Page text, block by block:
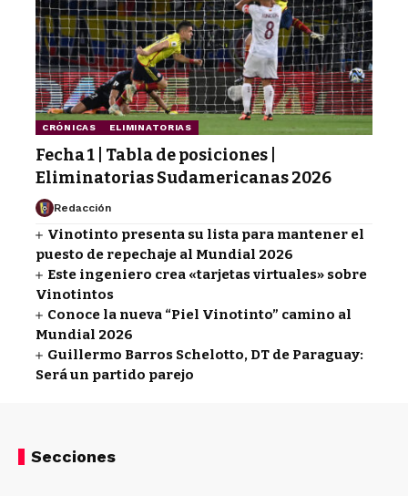
CRÓNICAS ELIMINATORIAS
Fecha 1 | Tabla de posiciones |
Eliminatorias Sudamericanas 2026
Redacción
Vinotinto presenta su lista para mantener el
puesto de repechaje al Mundial 2026
Este ingeniero crea «tarjetas virtuales» sobre
Vinotintos
Conoce la nueva “Piel Vinotinto” camino al
Mundial 2026
Guillermo Barros Schelotto, DT de Paraguay:
Será un partido parejo
Secciones